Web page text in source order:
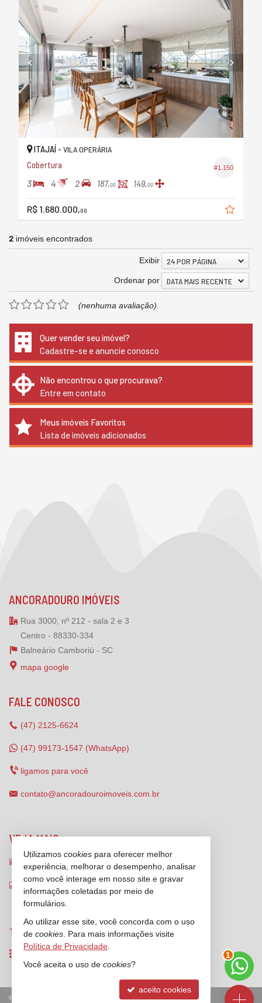
#1.150
ITAJAÍ - VILA OPERÁRIA
Cobertura
3 4 2 187,00 149,00
R$ 1.680.000,00
2 imóveis encontrados
Exibir 24 POR PÁGINA
Ordenar por DATA MAIS RECENTE
(nenhuma avaliação)
Quer vender seu imóvel?
Cadastre-se e anuncie conosco
Não encontrou o que procurava?
Entre em contato
Meus imóveis Favoritos
Lista de imóveis adicionados
ANCORADOURO IMÓVEIS
Rua 3000, nº 212 - sala 2 e 3
Centro - 88330-334
Balneário Camboriú - SC
mapa google
FALE CONOSCO
(47) 2125-6624
(47) 99173-1547 (WhatsApp)
ligamos para você
contato@ancoradouroimoveis.com.br
VEJA MAIS
receba nosso newsletter
indicadores financeiros
cadastre seu imóvel
imóveis favoritos
© Política de Privacidade
2
Utilizamos cookies para oferecer melhor
experiência, melhorar o desempenho, analisar
como você interage em nosso site e gravar
informações coletadas por meio de
formulários.
Ao utilizar esse site, você concorda com o uso
de cookies . Para mais informações visite
Política de Privacidade
Você aceita o uso de cookies?
aceito cookies